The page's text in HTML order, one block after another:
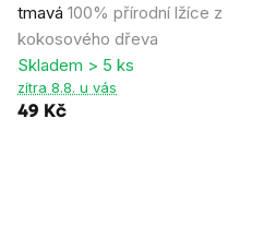
tmavá100% přírodní lžíce z
kokosového dřeva
Skladem > 5 ks
zítra 8.8. u vás
49 Kč